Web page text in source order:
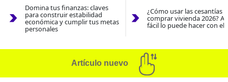
Domina tus finanzas: claves
para construir estabilidad
económica y cumplir tus metas
personales
¿Cómo usar las cesantías
comprar vivienda 2026?
fácil lo puede hacer con el
Artículo nuevo